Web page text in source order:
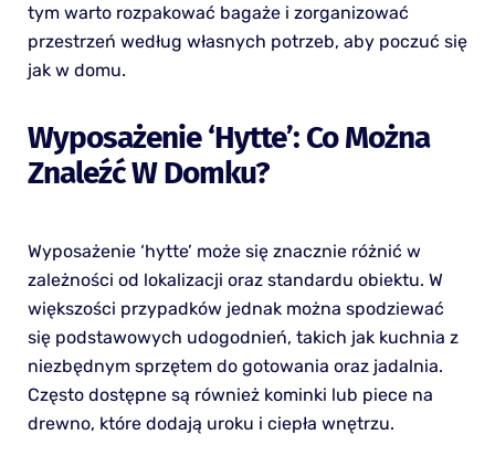
tym warto rozpakować bagaże i zorganizować
przestrzeń według własnych potrzeb, aby poczuć się
jak w domu.
Wyposażenie ‘hytte’: Co Można
Znaleźć W Domku?
Wyposażenie ‘hytte’ może się znacznie różnić w
zależności od lokalizacji oraz standardu obiektu. W
większości przypadków jednak można spodziewać
się podstawowych udogodnień, takich jak kuchnia z
niezbędnym sprzętem do gotowania oraz jadalnia.
Często dostępne są również kominki lub piece na
drewno, które dodają uroku i ciepła wnętrzu.